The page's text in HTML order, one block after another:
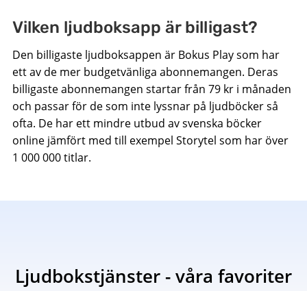
Vilken ljudboksapp är billigast?
Den billigaste ljudboksappen är Bokus Play som har
ett av de mer budgetvänliga abonnemangen. Deras
billigaste abonnemangen startar från 79 kr i månaden
och passar för de som inte lyssnar på ljudböcker så
ofta. De har ett mindre utbud av svenska böcker
online jämfört med till exempel Storytel som har över
1 000 000 titlar.
Ljudbokstjänster - våra favoriter